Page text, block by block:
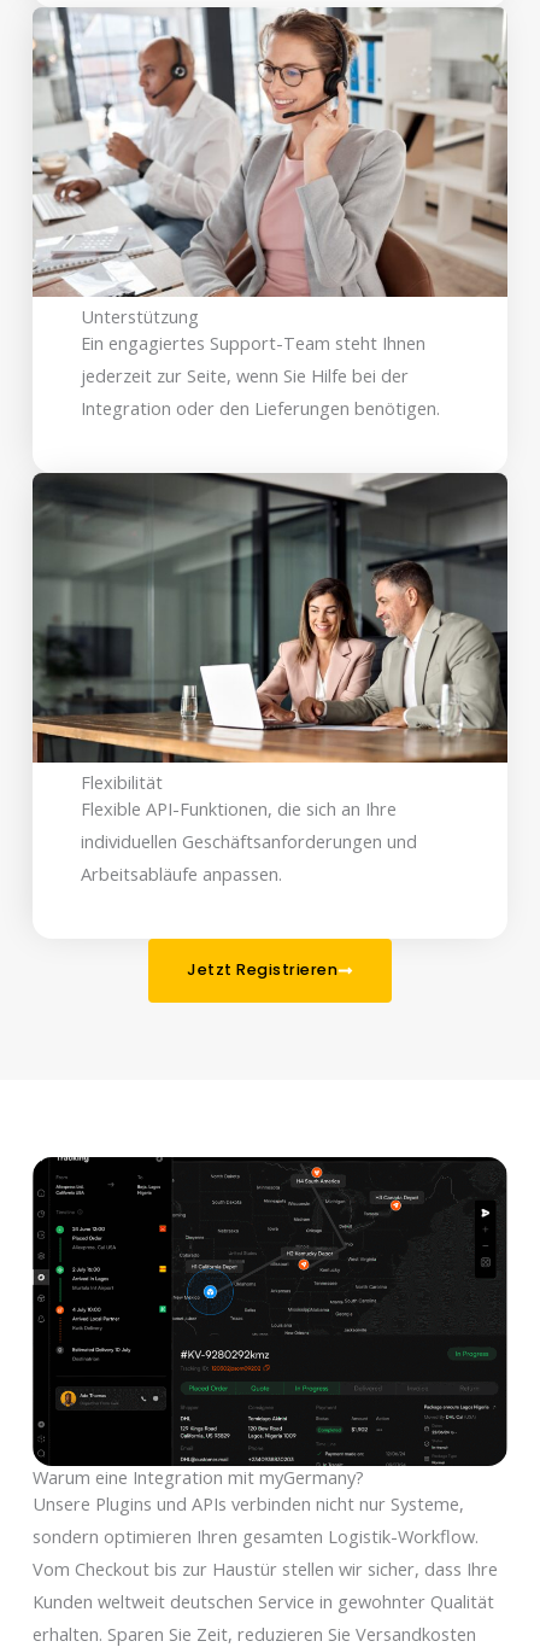
Unterstützung
Ein engagiertes Support-Team steht Ihnen
jederzeit zur Seite, wenn Sie Hilfe bei der
Integration oder den Lieferungen benötigen.
Flexibilität
Flexible API-Funktionen, die sich an Ihre
individuellen Geschäftsanforderungen und
Arbeitsabläufe anpassen.
Jetzt Registrieren
Warum eine Integration mit myGermany?
Unsere Plugins und APIs verbinden nicht nur Systeme,
sondern optimieren Ihren gesamten Logistik-Workflow.
Vom Checkout bis zur Haustür stellen wir sicher, dass Ihre
Kunden weltweit deutschen Service in gewohnter Qualität
erhalten. Sparen Sie Zeit, reduzieren Sie Versandkosten